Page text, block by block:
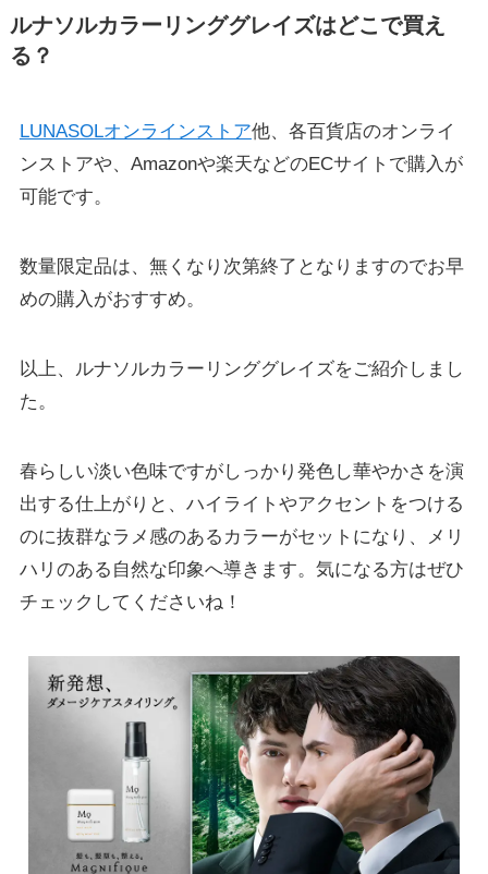
ルナソルカラーリンググレイズはどこで買え
る？
LUNASOLオンラインストア他、各百貨店のオンライ
ンストアや、Amazonや楽天などのECサイトで購入が
可能です。
数量限定品は、無くなり次第終了となりますのでお早
めの購入がおすすめ。
以上、ルナソルカラーリンググレイズをご紹介しまし
た。
春らしい淡い色味ですがしっかり発色し華やかさを演
出する仕上がりと、ハイライトやアクセントをつける
のに抜群なラメ感のあるカラーがセットになり、メリ
ハリのある自然な印象へ導きます。気になる方はぜひ
チェックしてくださいね！